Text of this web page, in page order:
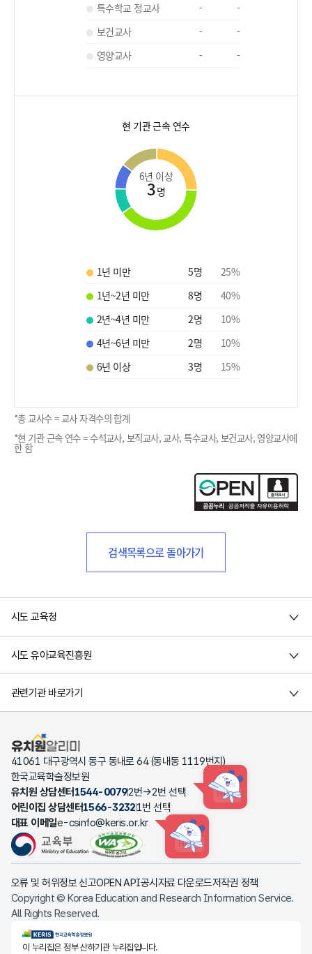
특수학교 정교사
-
-
보건교사
-
-
영양교사
- -
현 기관 근속 연수
6년 이상
3명
1년 미만 5명 25%
1년~2년 미만
8명 40%
2년~4년 미만
2명 10%
4년~6년 미만
2명 10%
6년 이상
3명 15%
*총 교사수 = 교사 자격수의 합계
*현 기관 근속 연수 = 수석교사, 보직교사, 교사, 특수교사, 보건교사, 영양교사에
한 함
검색목록으로 돌아가기
시도 교육청
시도 유아교육진흥원
관련기관 바로가기
유치원알리미
41061 대구광역시 동구 동내로 64 (동내동 1119번지)
한국교육학술정보원
유치원 상담센터 1544-00792번→2번 선택 HINT
어린이집 상담센터1566-32321번 선택
대표 이메일e-csinfo@keris.or.kr
HINT
오류 및 허위정보 신고OPEN API공시자료 다운로드저작권 정책
Copyright © Korea Education and Research Information Service.
All Rights Reserved.
KERIS한국교육학술정보원
이 누리집은 정부 산하기관 누리집입니다.